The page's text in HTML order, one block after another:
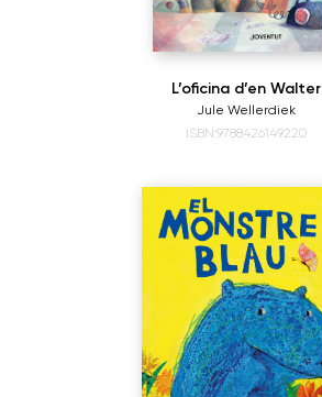
L’oficina d’en Walter
Jule Wellerdiek
ISBN:9788426149220